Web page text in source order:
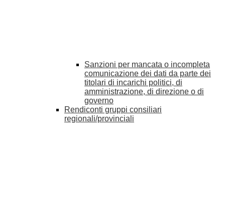
Sanzioni per mancata o incompleta
comunicazione dei dati da parte dei
titolari di incarichi politici, di
amministrazione, di direzione o di
governo
Rendiconti gruppi consiliari
regionali/provinciali